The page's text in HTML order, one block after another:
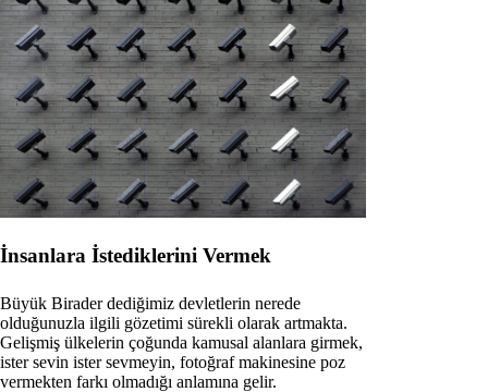
İnsanlara İstediklerini Vermek
Büyük Birader dediğimiz devletlerin nerede
olduğunuzla ilgili gözetimi sürekli olarak artmakta.
Gelişmiş ülkelerin çoğunda kamusal alanlara girmek,
ister sevin ister sevmeyin, fotoğraf makinesine poz
vermekten farkı olmadığı anlamına gelir.